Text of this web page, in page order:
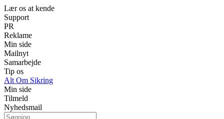
Lær os at kende
Support
PR
Reklame
Min side
Mailnyt
Samarbejde
Tip os
Alt Om Sikring
Min side
Tilmeld
Nyhedsmail